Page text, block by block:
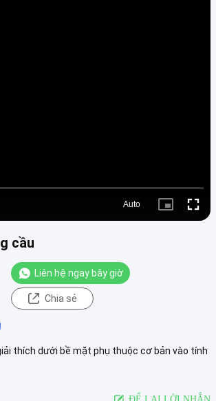
Auto
Picture-
cầu
Liên hệ ngay bây giờ
Chia sẻ
thích dưới bề mặt phụ thuộc cơ bản vào tính
ĐỂ LẠI LỜI NHẮN